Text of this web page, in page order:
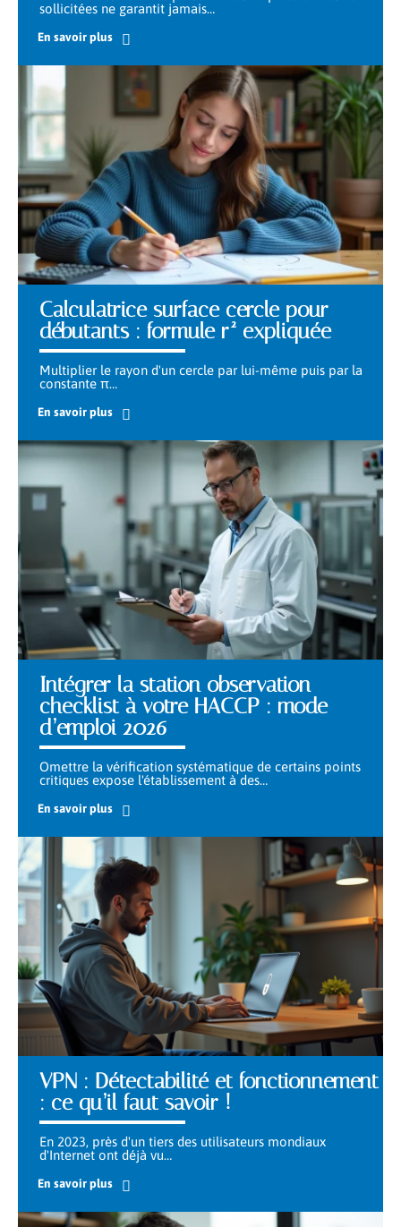
sollicitées ne garantit jamais…
En savoir plus
Calculatrice surface cercle pour
débutants : formule r² expliquée
Multiplier le rayon d'un cercle par lui-même puis par la
constante π…
En savoir plus
Intégrer la station observation
checklist à votre HACCP : mode
d’emploi 2026
Omettre la vérification systématique de certains points
critiques expose l'établissement à des…
En savoir plus
VPN : Détectabilité et fonctionnement
: ce qu’il faut savoir !
En 2023, près d'un tiers des utilisateurs mondiaux
d'Internet ont déjà vu…
En savoir plus